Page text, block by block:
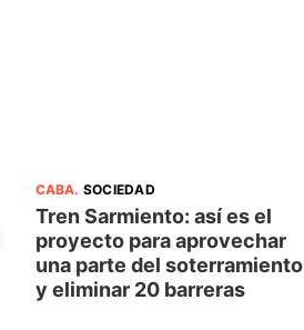
CABA. SOCIEDAD
Tren Sarmiento: así es el
proyecto para aprovechar
una parte del soterramiento
y eliminar 20 barreras